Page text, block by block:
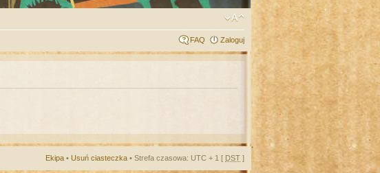
FAQ Zaloguj
Ekipa • Usuń ciasteczka • Strefa czasowa: UTC + 1 [ DST ]